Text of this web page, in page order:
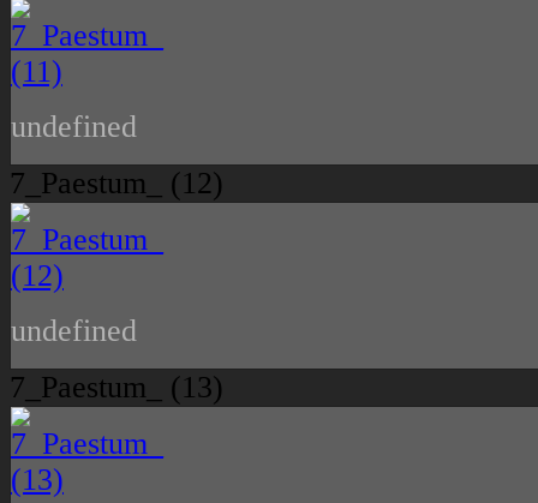
undefined
7_Paestum_ (12)
undefined
7_Paestum_ (13)